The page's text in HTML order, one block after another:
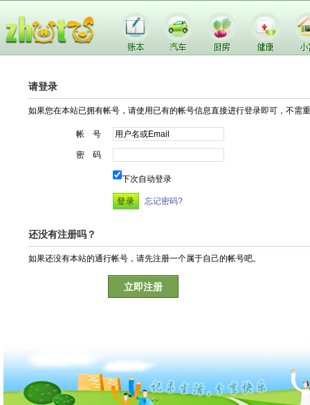
请登录
如果您在本站已拥有帐号，请使用已有的帐号信息直接进行登录即可，不需
帐 号
密 码
下次自动登录
忘记密码?
还没有注册吗？
如果还没有本站的通行帐号，请先注册一个属于自己的帐号吧。
立即注册